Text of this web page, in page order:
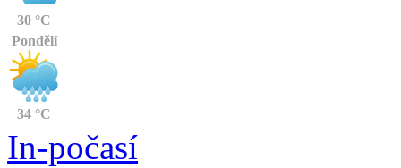
30 °C
Pondělí
34 °C
In-počasí